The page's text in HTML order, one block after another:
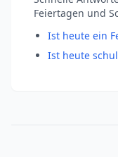
Feiertagen und
Ist heute ein
Ist heute